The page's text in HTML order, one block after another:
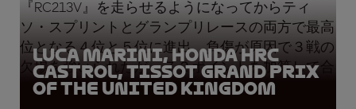
『RC213V』を走らせるようになってからティ
ソ・スプリントとグランプリレースの両方で最高
位となる４位と５位に進出。負傷が原因で３戦の
欠場を強いられたが、７２ポイントを加算して合
１３位に進出。
Luca Marini, Honda HRC
Castrol, Tissot Grand Prix
of the United Kingdom